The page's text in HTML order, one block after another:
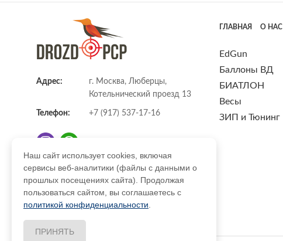
Адрес:
г. Москва, Люберцы,
Котельнический проезд 13
Телефон: +7 (917) 537-17-16
E-mail: info@DrozdPcp.ru
ГЛАВНАЯ О НАС
EdGun
Баллоны ВД
БИАТЛОН
Весы
ЗИП и Тюнинг
Наш сайт использует cookies, включая
сервисы веб-аналитики (файлы с данными о
прошлых посещениях сайта). Продолжая
пользоваться сайтом, вы соглашаетесь с
политикой конфиденциальности
ПРИНЯТЬ